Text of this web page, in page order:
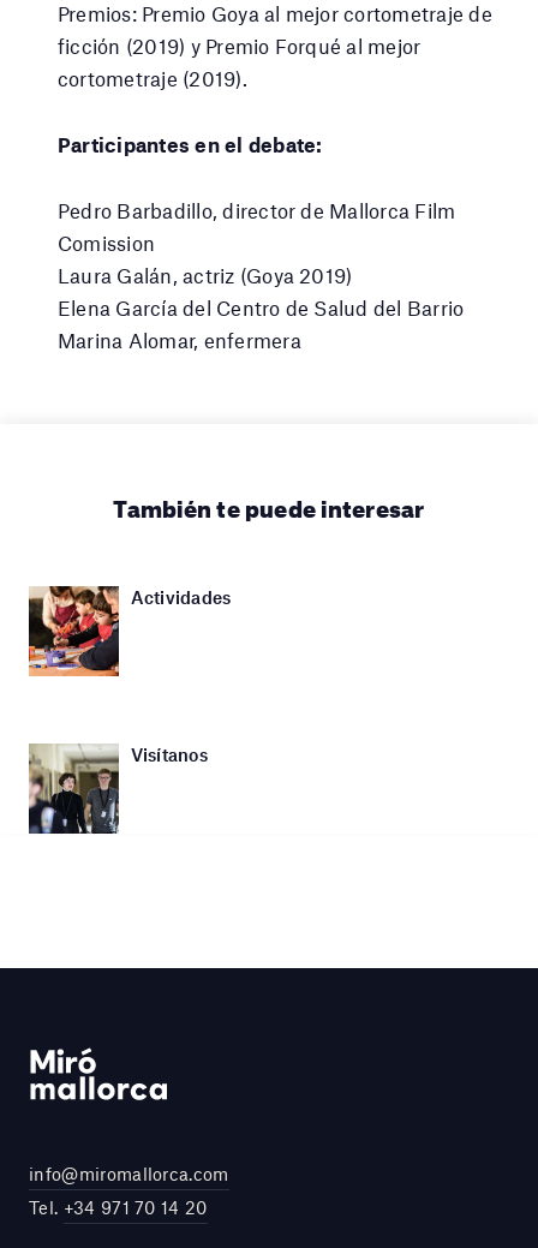
Premios: Premio Goya al mejor cortometraje de
ficción (2019) y Premio Forqué al mejor
cortometraje (2019).
Participantes en el debate:
Pedro Barbadillo, director de Mallorca Film
Comission
Laura Galán, actriz (Goya 2019)
Elena García del Centro de Salud del Barrio
Marina Alomar, enfermera
También te puede interesar
Actividades
Visítanos
info@miromallorca.com
Tel. +34 971 70 14 20